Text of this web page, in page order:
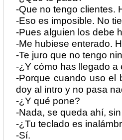
-Que no tengo clientes.
-Eso es imposible. No
-Pues alguien los debe
-Me hubiese enterado.
-Te juro que no tengo
-¿Y cómo has llegado a
-Porque cuando uso el
doy al intro y no pasa
-¿Y qué pone?
-Nada, se queda ahí,
-¿Tu teclado es
-Sí.